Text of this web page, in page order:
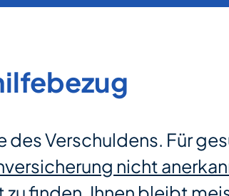
des Verschuldens. Für
nicht